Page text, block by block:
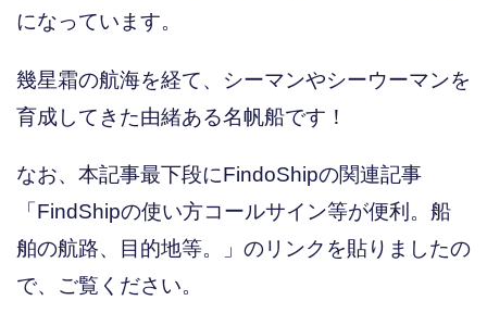
になっています。
幾星霜の航海を経て、シーマンやシーウーマンを
育成してきた由緒ある名帆船です！
なお、本記事最下段にFindoShipの関連記事
「FindShipの使い方コールサイン等が便利。船
舶の航路、目的地等。」のリンクを貼りましたの
で、ご覧ください。